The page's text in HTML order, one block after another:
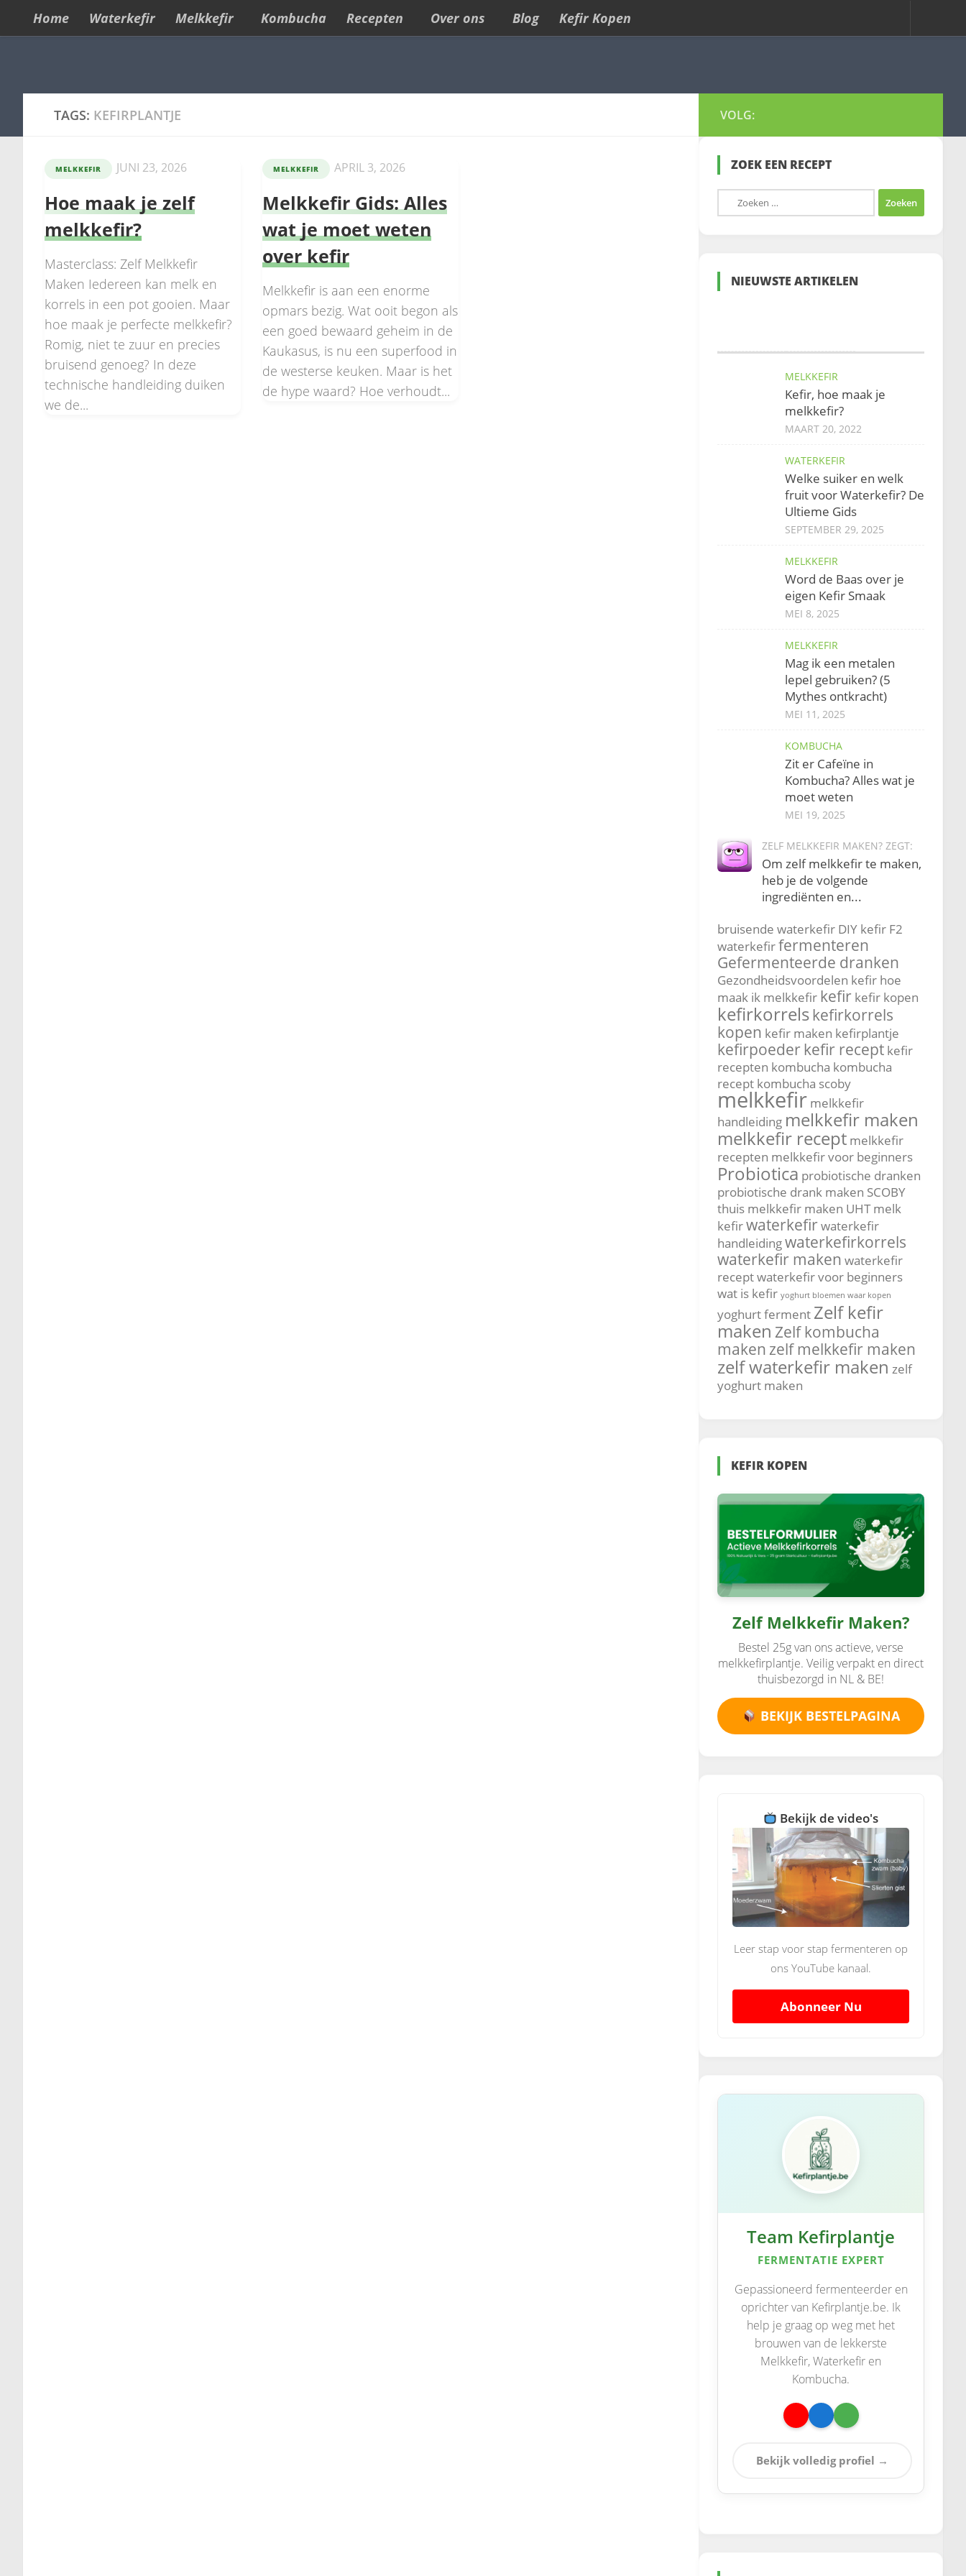
Skip to content
Home Waterkefir Melkkefir Kombucha Recepten Over ons Blog Kefir Kopen
TAGS: KEFIRPLANTJE
MELKKEFIR JUNI 23, 2026
Hoe maak je zelf
melkkefir?
Masterclass: Zelf Melkkefir
Maken Iedereen kan melk en
korrels in een pot gooien. Maar
hoe maak je perfecte melkkefir?
Romig, niet te zuur en precies
bruisend genoeg? In deze
technische handleiding duiken
we de...
MELKKEFIR APRIL 3, 2026
Melkkefir Gids: Alles
wat je moet weten
over kefir
Melkkefir is aan een enorme
opmars bezig. Wat ooit begon als
een goed bewaard geheim in de
Kaukasus, is nu een superfood in
de westerse keuken. Maar is het
de hype waard? Hoe verhoudt...
VOLG:
ZOEK EEN RECEPT
Zoeken
naar:
NIEUWSTE ARTIKELEN
MELKKEFIR
Kefir, hoe maak je
melkkefir?
MAART 20, 2022
WATERKEFIR
Welke suiker en welk
fruit voor Waterkefir? De
Ultieme Gids
SEPTEMBER 29, 2025
MELKKEFIR
Word de Baas over je
eigen Kefir Smaak
MEI 8, 2025
MELKKEFIR
Mag ik een metalen
lepel gebruiken? (5
Mythes ontkracht)
MEI 11, 2025
KOMBUCHA
Zit er Cafeïne in
Kombucha? Alles wat je
moet weten
MEI 19, 2025
ZELF MELKKEFIR MAKEN? ZEGT:
Om zelf melkkefir te maken,
heb je de volgende
ingrediënten en...
bruisende waterkefir DIY kefir F2
waterkefirfermenteren
Gefermenteerde dranken
Gezondheidsvoordelen kefir hoe
maak ik melkkefir kefir kefir kopen
kefirkorrelskefirkorrels
kopen kefir maken kefirplantje
kefirpoederkefir recept kefir
recepten kombucha kombucha
recept kombucha scoby
melkkefir melkkefir
handleiding melkkefir maken
melkkefir recept melkkefir
recepten melkkefir voor beginners
Probiotica probiotische dranken
probiotische drank maken SCOBY
thuis melkkefir maken UHT melk
kefirwaterkefirwaterkefir
handleidingwaterkefirkorrels
waterkefir maken waterkefir
receptwaterkefir voor beginners
wat is kefir yoghurt bloemen waar kopen
yoghurt ferment Zelf kefir
maken Zelf kombucha
maken zelf melkkefir maken
zelf waterkefir maken zelf
yoghurt maken
KEFIR KOPEN
Zelf Melkkefir Maken?
Bestel 25g van ons actieve, verse
melkkefirplantje. Veilig verpakt en direct
thuisbezorgd in NL & BE!
BEKIJK BESTELPAGINA
Bekijk de video's
Leer stap voor stap fermenteren op
ons YouTube kanaal.
Abonneer Nu
Team Kefirplantje
FERMENTATIE EXPERT
Gepassioneerd fermenteerder en
oprichter van Kefirplantje.be. Ik
help je graag op weg met het
brouwen van de lekkerste
Melkkefir, Waterkefir en
Kombucha.
Bekijk volledig profiel →